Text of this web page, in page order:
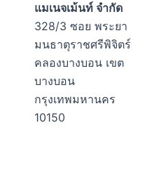
แมเนจเม้นท์ จำกัด
328/3 ซอย พระยา
มนธาตุราชศรีพิจิตร์
คลองบางบอน เขต
บางบอน
กรุงเทพมหานคร
10150